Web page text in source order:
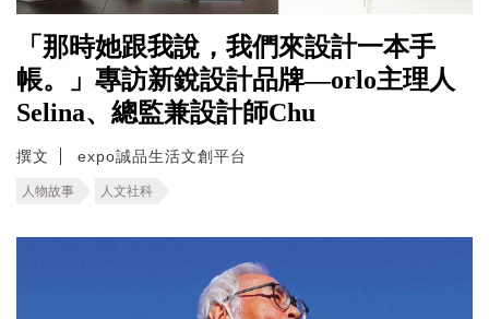
「那時她跟我說，我們來設計一本手
帳。」專訪新銳設計品牌—orlo主理人
Selina、總監兼設計師Chu
撰文 expo誠品生活文創平台
人物故事 人文社科